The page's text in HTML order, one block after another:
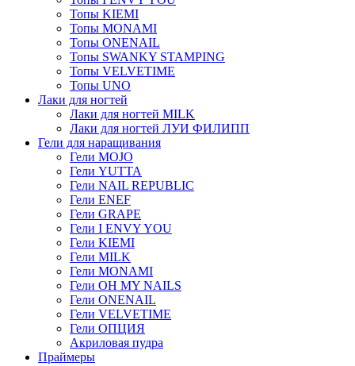
Топы KIEMI
Топы MONAMI
Топы ONENAIL
Топы SWANKY STAMPING
Топы VELVETIME
Топы UNO
Лаки для ногтей
Лаки для ногтей MILK
Лаки для ногтей ЛУИ ФИЛИПП
Гели для наращивания
Гели MOJO
Гели YUTTA
Гели NAIL REPUBLIC
Гели ENEF
Гели GRAPE
Гели I ENVY YOU
Гели KIEMI
Гели MILK
Гели MONAMI
Гели OH MY NAILS
Гели ONENAIL
Гели VELVETIME
Гели ОПЦИЯ
Акриловая пудра
Праймеры